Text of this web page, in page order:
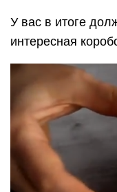
У вас в итоге
интересная